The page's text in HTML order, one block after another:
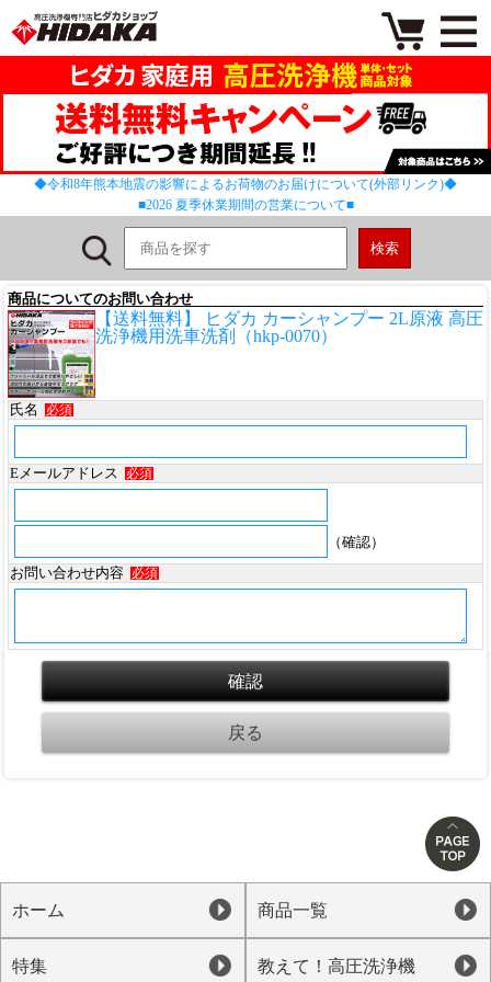
◆令和8年熊本地震の影響によるお荷物のお届けについて(外部リンク)◆
■2026 夏季休業期間の営業について■
商品についてのお問い合わせ
【送料無料】 ヒダカ カーシャンプー 2L原液 高圧
洗浄機用洗車洗剤（hkp-0070）
氏名 必須
Eメールアドレス 必須
（確認）
お問い合わせ内容
必須
ホーム 商品一覧
特集 教えて！高圧洗浄機